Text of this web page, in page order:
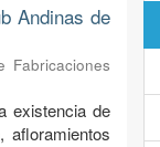
Andinas de
Fabricaciones
existencia de
afloramientos